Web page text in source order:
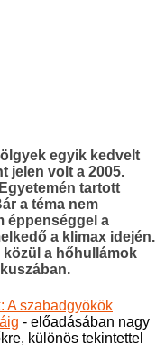
egyik kedvelt
jelen volt a 2005.
tartott
a téma nem
éppenséggel a
a klimax idején.
közül a hőhullámok
A szabadgyökök
- előadásában nagy
különös tekintettel